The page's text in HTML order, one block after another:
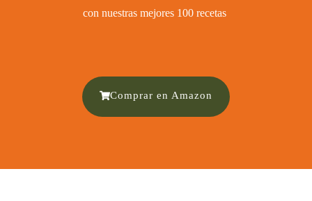
con nuestras mejores 100 recetas ​
Comprar en Amazon